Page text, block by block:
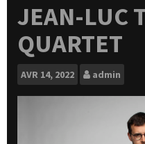
JEAN-LUC
QUARTET
AVR 14, 2022 admin